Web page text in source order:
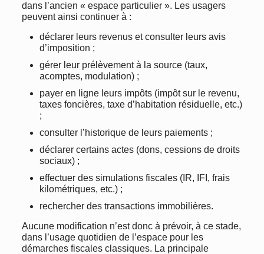
dans l’ancien « espace particulier ». Les usagers
peuvent ainsi continuer à :
déclarer leurs revenus et consulter leurs avis
d’imposition ;
gérer leur prélèvement à la source (taux,
acomptes, modulation) ;
payer en ligne leurs impôts (impôt sur le revenu,
taxes foncières, taxe d’habitation résiduelle, etc.)
;
consulter l’historique de leurs paiements ;
déclarer certains actes (dons, cessions de droits
sociaux) ;
effectuer des simulations fiscales (IR, IFI, frais
kilométriques, etc.) ;
rechercher des transactions immobilières.
Aucune modification n’est donc à prévoir, à ce stade,
dans l’usage quotidien de l’espace pour les
démarches fiscales classiques. La principale